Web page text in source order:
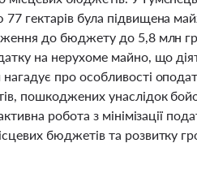
гектарів була підвищена
до бюджету до 5,8 млн
на нерухоме майно, що
про особливості
пошкоджених унаслідок
робота з мінімізації
бюджетів та розвитку